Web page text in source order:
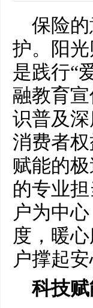
保险
护。阳
是践行“
融教育
识普及
消费者
赋能的
的专业
户为中
度，暖
户撑起安
科技